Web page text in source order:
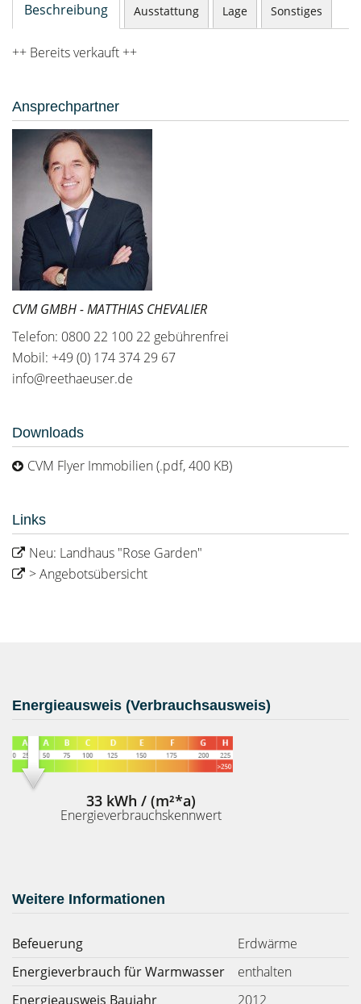
Beschreibung Ausstattung Lage Sonstiges
++ Bereits verkauft ++
Ansprechpartner
CVM GMBH - MATTHIAS CHEVALIER
Telefon: 0800 22 100 22 gebührenfrei
Mobil: +49 (0) 174 374 29 67
info@reethaeuser.de
Downloads
CVM Flyer Immobilien (.pdf, 400 KB)
Links
Neu: Landhaus "Rose Garden"
> Angebotsübersicht
Energieausweis (Verbrauchsausweis)
33 kWh / (m²*a)
Energieverbrauchskennwert
Weitere Informationen
Befeuerung
Erdwärme
Energieverbrauch für Warmwasser
enthalten
Energieausweis Baujahr
2012